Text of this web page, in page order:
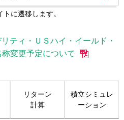
に遷移します。
ティ・ＵＳハイ・イールド・
変更予定について
リターン
計算
積立シミュレ
ーション